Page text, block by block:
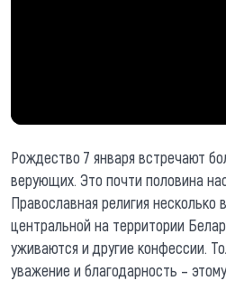
Рождество 7 января встречают
верующих. Это почти половина
Православная религия несколько
центральной на территории
уживаются и другие конфессии.
уважение и благодарность –